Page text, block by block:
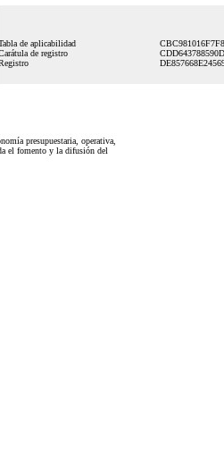
de aplicabilidad
de registro
presupuestaria, operativa,
el fomento y la difusión del